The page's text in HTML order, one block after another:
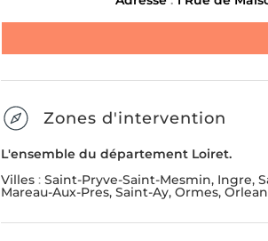
Zones d'intervention
L'ensemble du département Loiret.
Villes :Saint-Pryve-Saint-Mesmin, Ingre,
Mareau-Aux-Pres, Saint-Ay, Ormes,
ENLÈVEMENT
SUIVANT
Envoyer la demande